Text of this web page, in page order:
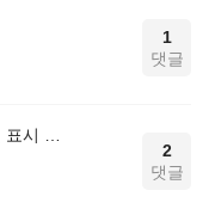
1
댓글
2
댓글